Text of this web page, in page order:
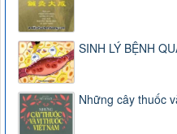
SINH LÝ BỆNH
Những cây thuốc